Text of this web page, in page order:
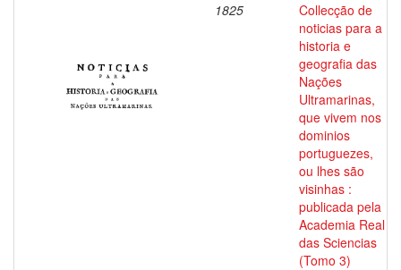
1825
Collecção de
noticias para a
historia e
geografia das
Nações
Ultramarinas,
que vivem nos
dominios
portuguezes,
ou lhes são
visinhas :
publicada pela
Academia Real
das Sciencias
(Tomo 3)